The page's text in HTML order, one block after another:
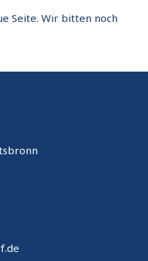
Seite. Wir bitten noch